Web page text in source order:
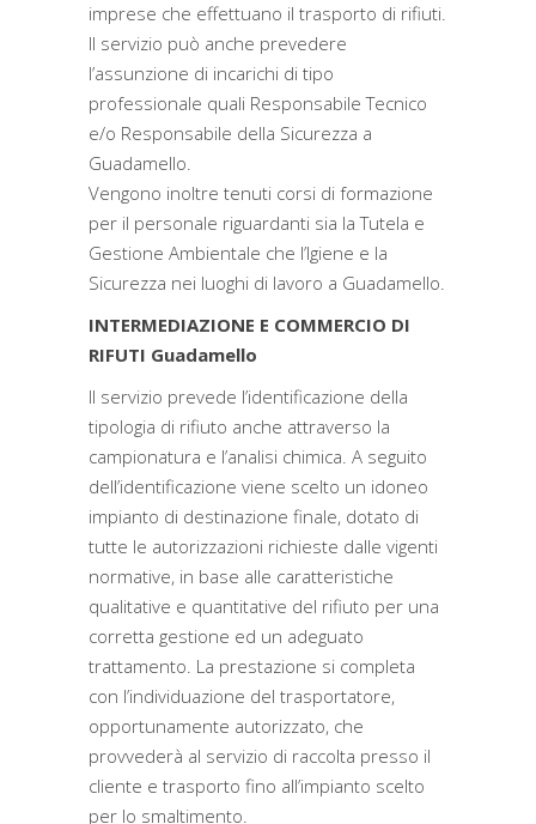
imprese che effettuano il trasporto di rifiuti.
Il servizio può anche prevedere
l’assunzione di incarichi di tipo
professionale quali Responsabile Tecnico
e/o Responsabile della Sicurezza a
Guadamello.
Vengono inoltre tenuti corsi di formazione
per il personale riguardanti sia la Tutela e
Gestione Ambientale che l’Igiene e la
Sicurezza nei luoghi di lavoro a Guadamello.
INTERMEDIAZIONE E COMMERCIO DI
RIFUTI Guadamello
Il servizio prevede l’identificazione della
tipologia di rifiuto anche attraverso la
campionatura e l’analisi chimica. A seguito
dell’identificazione viene scelto un idoneo
impianto di destinazione finale, dotato di
tutte le autorizzazioni richieste dalle vigenti
normative, in base alle caratteristiche
qualitative e quantitative del rifiuto per una
corretta gestione ed un adeguato
trattamento. La prestazione si completa
con l’individuazione del trasportatore,
opportunamente autorizzato, che
provvederà al servizio di raccolta presso il
cliente e trasporto fino all’impianto scelto
per lo smaltimento.